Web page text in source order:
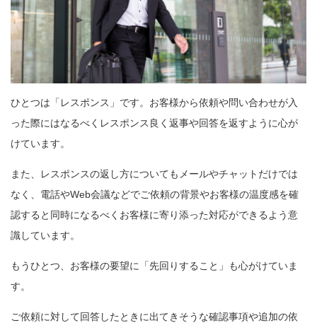
ひとつは「レスポンス」です。お客様から依頼や問い合わせが入
った際にはなるべくレスポンス良く返事や回答を返すように心が
けています。
また、レスポンスの返し方についてもメールやチャットだけでは
なく、電話やWeb会議などでご依頼の背景やお客様の温度感を確
認すると同時になるべくお客様に寄り添った対応ができるよう意
識しています。
もうひとつ、お客様の要望に「先回りすること」も心がけていま
す。
ご依頼に対して回答したときに出てきそうな確認事項や追加の依